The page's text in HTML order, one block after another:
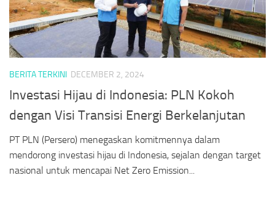
BERITA TERKINI DECEMBER 2, 2024
Investasi Hijau di Indonesia: PLN Kokoh
dengan Visi Transisi Energi Berkelanjutan
PT PLN (Persero) menegaskan komitmennya dalam
mendorong investasi hijau di Indonesia, sejalan dengan target
nasional untuk mencapai Net Zero Emission...